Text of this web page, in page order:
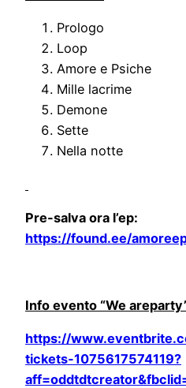
Prologo
Loop
Amore e Psiche
Mille lacrime
Demone
Sette
Nella notte
Pre-salva ora l’ep:
https://found.ee/
Info evento “We
https://
tickets-1075617574119?